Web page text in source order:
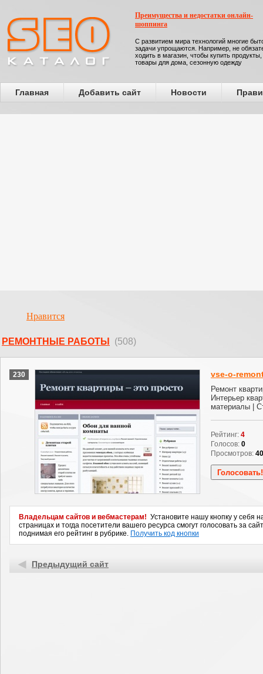
Преимущества и недостатки онлайн-
шоппинга
С развитием мира технологий многие
задачи упрощаются. Например, не
ходить в магазин, чтобы купить продукты,
товары для дома, сезонную одежду
Главная Добавить сайт Новости
Нравится
РЕМОНТНЫЕ РАБОТЫ (508)
230 vse-o-
Ремонт
Интерьер
материалы |
Рейтинг: 4
Голосов: 0
Просмотров:
Владельцам сайтов и вебмастерам! Установите нашу кнопку у себя
страницах и тогда посетители вашего ресурса смогут голосовать за
поднимая его рейтинг в рубрике. Получить код кнопки
Предыдущий сайт